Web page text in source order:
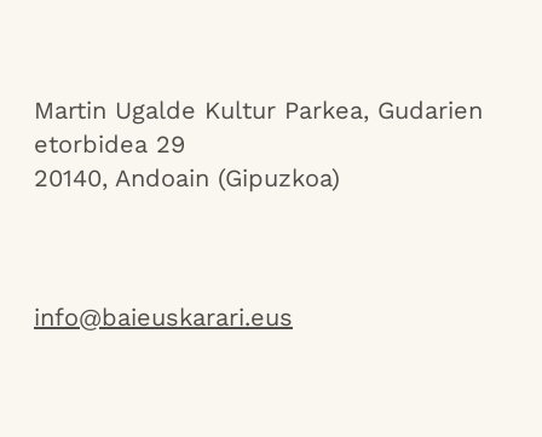
Martin Ugalde Kultur Parkea, Gudarien
etorbidea 29
20140, Andoain (Gipuzkoa)
info@baieuskarari.eus